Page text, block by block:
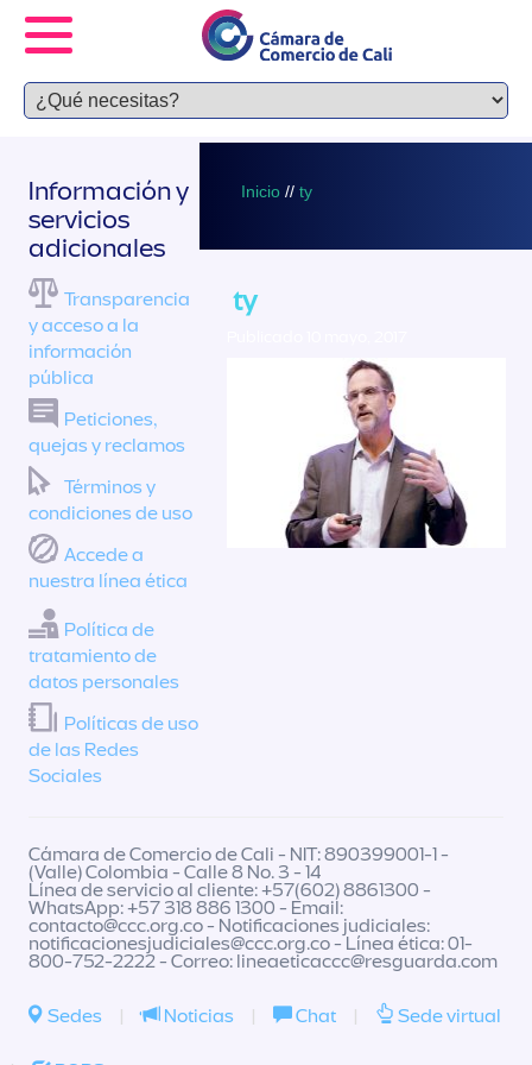
Inicio // ty
ty
Información y
servicios
adicionales
Transparencia
y acceso a la
información
pública
Peticiones,
quejas y reclamos
Términos y
condiciones de uso
Accede a
nuestra línea ética
Política de
tratamiento de
datos personales
Políticas de uso
de las Redes
Sociales
Cámara de Comercio de Cali - NIT: 890399001-1 -
(Valle) Colombia - Calle 8 No. 3 - 14
Línea de servicio al cliente: +57(602) 8861300 -
WhatsApp: +57 318 886 1300 - Email:
contacto@ccc.org.co- Notificaciones judiciales:
notificacionesjudiciales@ccc.org.co- Línea ética: 01-
800-752-2222 - Correo: lineaeticaccc@resguarda.com
Sedes | Noticias | Chat | Sede virtual